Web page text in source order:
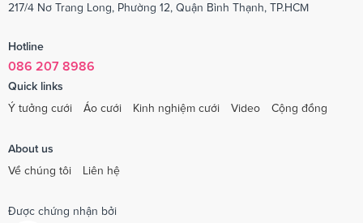
217/4 Nơ Trang Long, Phường 12, Quận Bình Thạnh, TP.HCM
Hotline
086 207 8986
Quick links
Ý tưởng cưới
Áo cưới Kinh nghiệm cưới Video Cộng đồng
About us
Về chúng tôi
Liên hệ
Được chứng nhận bởi